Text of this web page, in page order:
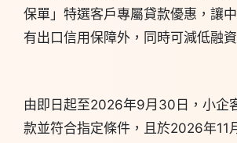
保單」特選客戶專屬貸款優惠，讓
有出口信用保障外，同時可減低融資
由即日起至2026年9月30日，小企
款並符合指定條件，且於2026年11